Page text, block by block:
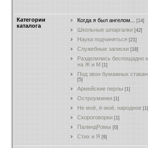
Категории
каталога
Когда я был ангелом... [14]
Школьные шпаргалки [42]
Наука подчиняться [21]
Служебные записки [18]
Разделились беспощадно
на Ж и М [1]
Под звон бумажных
[5]
Армейские перлы [1]
Остроуминки [1]
Не моё, ё-моё, народное [1]
Скороговорки [1]
ПалиндРомы [0]
Стих и Я [9]